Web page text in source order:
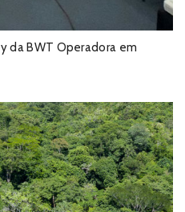
da BWT Operadora em